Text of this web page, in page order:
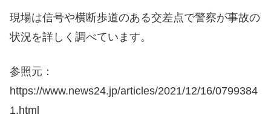
現場は信号や横断歩道のある交差点で警察が事故の
状況を詳しく調べています。
参照元：
https://www.news24.jp/articles/2021/12/16/0799384
1.html